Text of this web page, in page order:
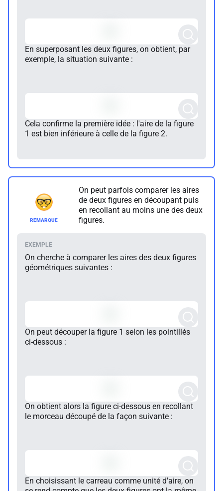
En superposant les deux figures, on obtient, par
exemple, la situation suivante :
Cela confirme la première idée : l'aire de la figure
1 est bien inférieure à celle de la figure 2.
On peut parfois comparer les aires
de deux figures en découpant puis
en recollant au moins une des deux
figures.
On cherche à comparer les aires des deux figures
géométriques suivantes :
On peut découper la figure 1 selon les pointillés
ci-dessous :
On obtient alors la figure ci-dessous en recollant
le morceau découpé de la façon suivante :
En choisissant le carreau comme unité d'aire, on